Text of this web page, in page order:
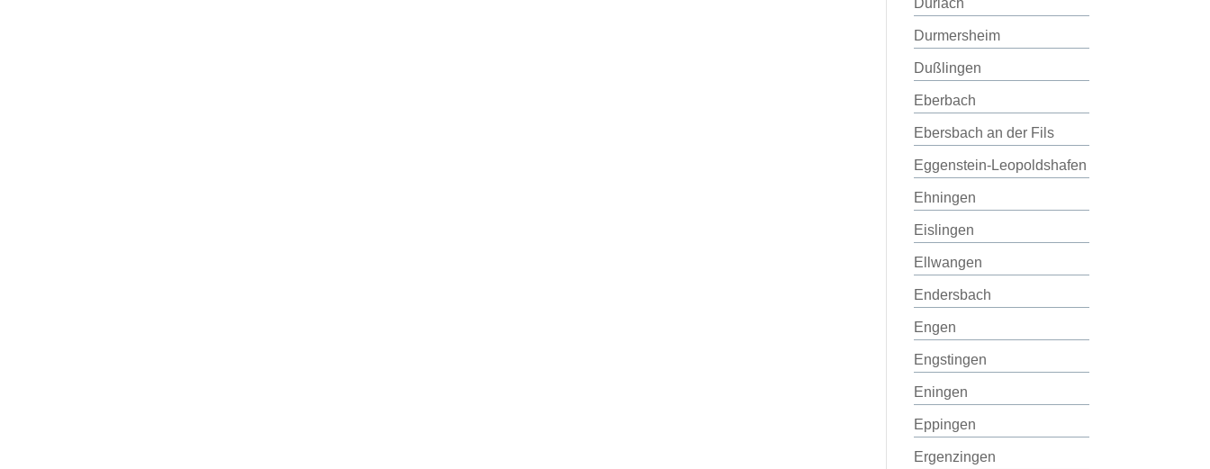
Durlach
Durmersheim
Dußlingen
Eberbach
Ebersbach an der Fils
Eggenstein-Leopoldshafen
Ehningen
Eislingen
Ellwangen
Endersbach
Engen
Engstingen
Eningen
Eppingen
Ergenzingen